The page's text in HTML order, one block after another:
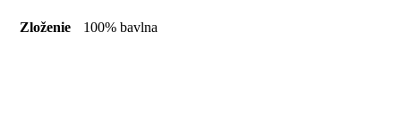
Zloženie 100% bavlna